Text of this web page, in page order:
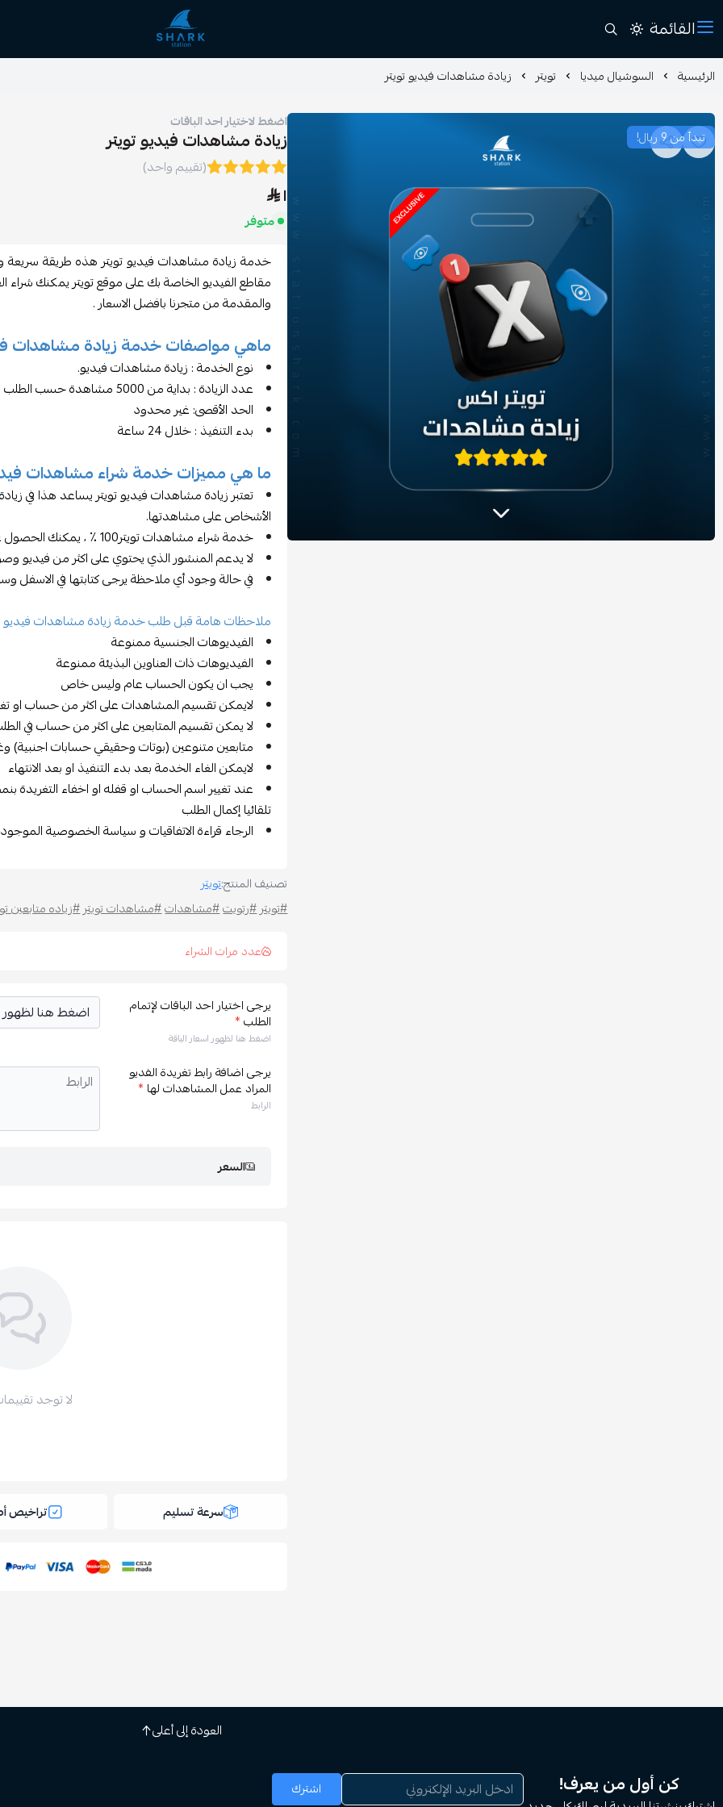
القائمة station shark
الرئيسية السوشيال ميديا تويتر زيادة مشاهدات فيديو تويتر
تبدأ من 9 ريال!
اضغط لاختيار احد الباقات
زيادة مشاهدات فيديو تويتر
(تقييم واحد)
١
متوفر
خدمة زيادة مشاهدات فيديو تويتر هذه طريقة
مقاطع الفيديو الخاصة بك على موقع تويتر يمكنك
والمقدمة من متجرنا بافضل الاسعار .
ماهي مواصفات خدمة زيادة مشاهدات
نوع الخدمة : زيادة مشاهدات فيديو.
عدد الزيادة : بداية من 5000 مشاهدة حسب الطلب
الحد الأقصى: غير محدود
بدء التنفيذ : خلال 24 ساعة
ما هي مميزات خدمة شراء مشاهدات
تعتبر زيادة مشاهدات فيديو تويتر يساعد هذا في
الأشخاص على مشاهدتها.
خدمة شراء مشاهدات تويتر100 ٪؜ ، يمكنك الحصول عليها بكل سهولة
لا يدعم المنشور الذي يحتوي على اكثر من فيديو
في حالة وجود أي ملاحظة يرجى كتابتها في
ملاحظات هامة قبل طلب خدمة زيادة مشاهدات فيديو
الفيديوهات الجنسية ممنوعة
الفيديوهات ذات العناوين البذيئة ممنوعة
يجب ان يكون الحساب عام وليس خاص
لايمكن تقسيم المشاهدات على اكثر من حساب او
لا يمكن تقسيم المتابعين على اكثر من حساب في
متابعين متنوعين (بوتات وحقيقي حسابات اجنبية)
لايمكن الغاء الخدمة بعد بدء التنفيذ او بعد الانتهاء
عند تغيير اسم الحساب او قفله او اخفاء التغريدة
تلقائيا إكمال الطلب
الرجاء قراءة الاتفاقيات و سياسة الخصوصية
تصنيف المنتج:تويتر
#تويتر#رتويت#مشاهدات#مشاهدات تويتر#زياده متابعين
عدد مرات الشراء
يرجى اختيار احد الباقات لإتمام
الطلب*
اضغط هنا لظهور اسعار الباقة
يرجى اضافة رابط تغريدة الفديو
المراد عمل المشاهدات لها *
الرابط
السعر
لا توجد
سرعة تسليم تراخيص
العودة إلى أعلى
كن أول من يعرف! اشترك